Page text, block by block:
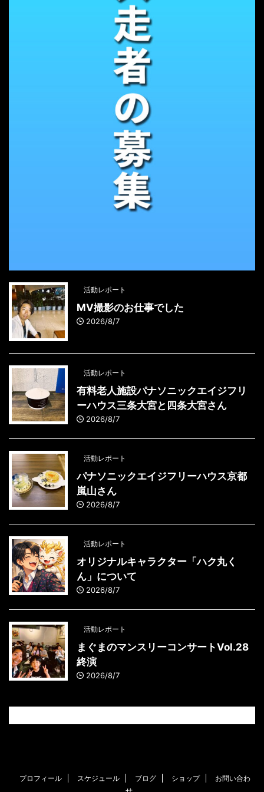
活動レポート
MV撮影のお仕事でした
2026/8/7
活動レポート
有料老人施設パナソニックエイジフリ
ーハウス三条大宮と四条大宮さん
2026/8/7
活動レポート
パナソニックエイジフリーハウス京都
嵐山さん
2026/8/7
活動レポート
オリジナルキャラクター「ハク丸く
ん」について
2026/8/7
活動レポート
まぐまのマンスリーコンサートVol.28
終演
2026/8/7
プロフィール スケジュール ブログ ショップ
お問い合わ